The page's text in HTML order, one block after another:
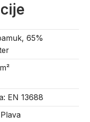
65%
EN 13688